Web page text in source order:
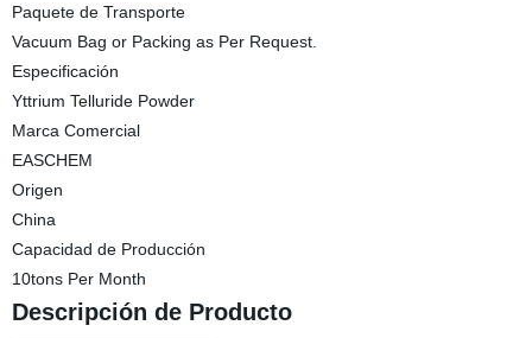
Paquete de Transporte
Vacuum Bag or Packing as Per Request.
Especificación
Yttrium Telluride Powder
Marca Comercial
EASCHEM
Origen
China
Capacidad de Producción
10tons Per Month
Descripción de Producto